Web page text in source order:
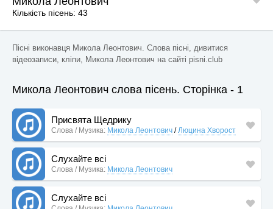
Кількість пісень: 43
Пісні виконавця Микола Леонтович. Слова пісні, дивитися
відеозаписи, кліпи, Микола Леонтович на сайті pisni.club
Микола Леонтович слова пісень. Сторінка - 1
Присвята Щедрику
Слова / Музика: Микола Леонтович /Люцина Хворост
Слухайте всі
Слова / Музика: Микола Леонтович
Слухайте всі